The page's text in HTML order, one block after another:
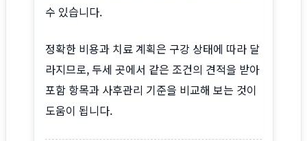
수 있습니다.
정확한 비용과 치료 계획은 구강 상태에 따라 달
라지므로, 두세 곳에서 같은 조건의 견적을 받아
포함 항목과 사후관리 기준을 비교해 보는 것이
도움이 됩니다.